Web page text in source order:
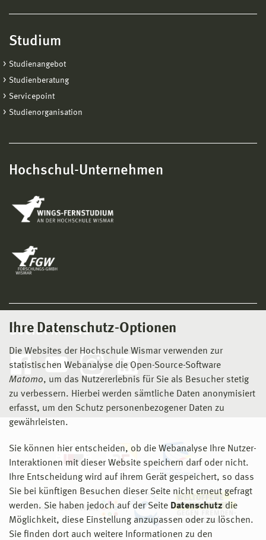
Ihre Datenschutz-Optionen
Die Websites der Hochschule Wismar verwenden zur
statistischen Webanalyse die Open-Source-Software
Matomo, um das Nutzererlebnis für Sie als Besucher stetig
zu verbessern. Hierbei werden sämtliche Daten anonymisiert
erfasst, um den Schutz personenbezogener Daten zu
gewährleisten.
Sie können hier entscheiden, ob die Webanalyse Ihre Nutzer-
Interaktionen mit dieser Website speichern darf oder nicht.
Ihre Entscheidung wird auf ihrem Gerät gespeichert, so dass
Sie bei künftigen Besuchen dieser Seite nicht erneut gefragt
werden. Sie haben jedoch auf der Seite Datenschutz die
Möglichkeit, diese Einstellung anzupassen oder zu löschen.
Sie finden dort auch weitere Informationen zu den
Studium
Studienangebot
Studienberatung
Servicepoint
Studienorganisation
Hochschul-Unternehmen
Social Media